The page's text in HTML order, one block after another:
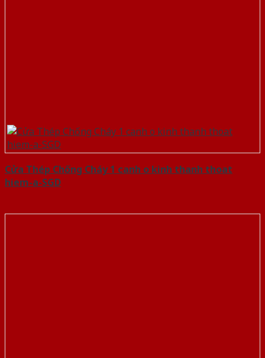
Cửa Thép Chống Cháy 1 canh o kinh thanh thoat
hiem-a-SGD